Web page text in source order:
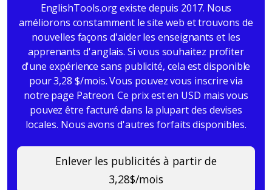
EnglishTools.org existe depuis 2017. Nous
améliorons constamment le site web et trouvons de
nouvelles façons d'aider les enseignants et les
apprenants d'anglais. Si vous souhaitez profiter
d'une expérience sans publicité, cela est disponible
pour 3,28 $/mois. Vous pouvez vous inscrire via
notre page Patreon. Ce prix est en USD mais vous
pouvez être facturé dans la plupart des devises
locales. Nous avons d'autres forfaits disponibles.
Enlever les publicités à partir de
3,28$/mois